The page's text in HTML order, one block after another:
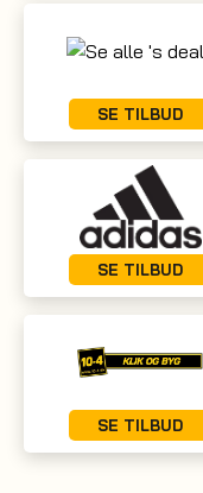
SE TILBUD
SE TILBUD
SE TILBUD